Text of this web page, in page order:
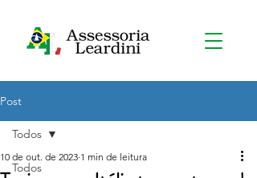
Post
Todos
Todos
10 de out. de 2023 1 min de leitura